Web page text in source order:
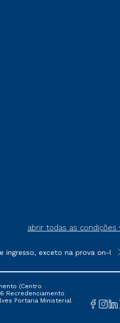
abrir todas as condições
exceto na prova on-
(Centro
Recredenciamento
Portaria Ministerial